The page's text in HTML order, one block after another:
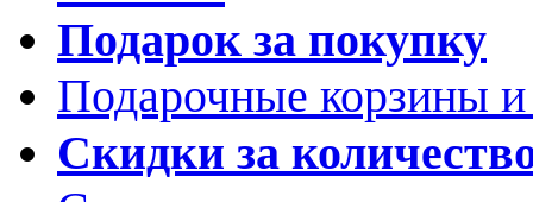
Подарок за покупку
Подарочные корзины
Скидки за